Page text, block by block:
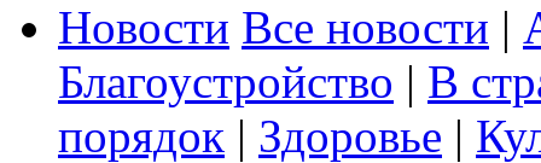
Новости Все новости |
Благоустройство | В
порядок | Здоровье |